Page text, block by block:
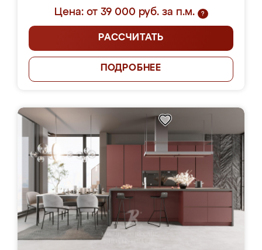
Цена: от 39 000 руб. за п.м.
?
РАССЧИТАТЬ
ПОДРОБНЕЕ